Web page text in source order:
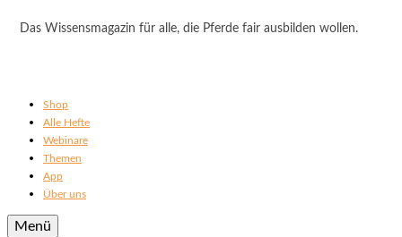
Das Wissensmagazin für alle, die Pferde fair ausbilden wollen.
Shop
Alle Hefte
Webinare
Themen
App
Über uns
Menü